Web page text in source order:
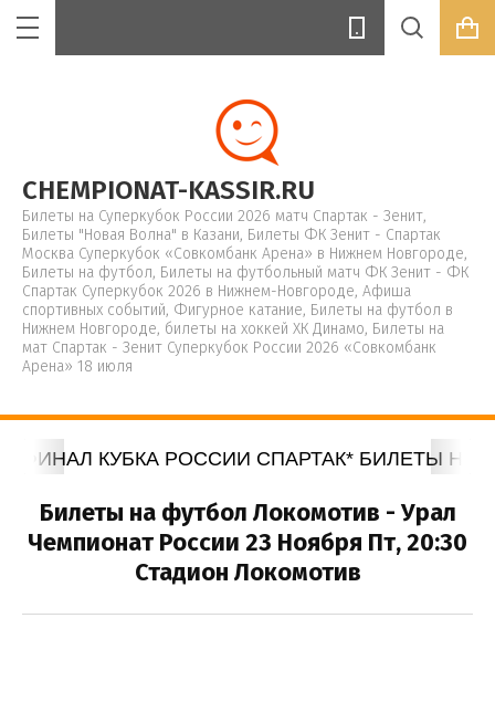
CHEMPIONAT-KASSIR.RU
Билеты на Суперкубок России 2026 матч Спартак - Зенит,
Билеты "Новая Волна" в Казани, Билеты ФК Зенит - Спартак
Москва Суперкубок «Совкомбанк Арена» в Нижнем Новгороде,
Билеты на футбол, Билеты на футбольный матч ФК Зенит - ФК
Спартак Суперкубок 2026 в Нижнем-Новгороде, Афиша
спортивных событий, Фигурное катание, Билеты на футбол в
Нижнем Новгороде, билеты на хоккей ХК Динамо, Билеты на
мат Спартак - Зенит Суперкубок России 2026 «Совкомбанк
Арена» 18 июля
КУБКА РОССИИ СПАРТАК* БИЛЕТЫ
Билеты на футбол Локомотив - Урал
Чемпионат России 23 Ноября Пт, 20:30
Стадион Локомотив
Цена (руб.):
Название:
Артикул:
Текст:
Выберите категорию: